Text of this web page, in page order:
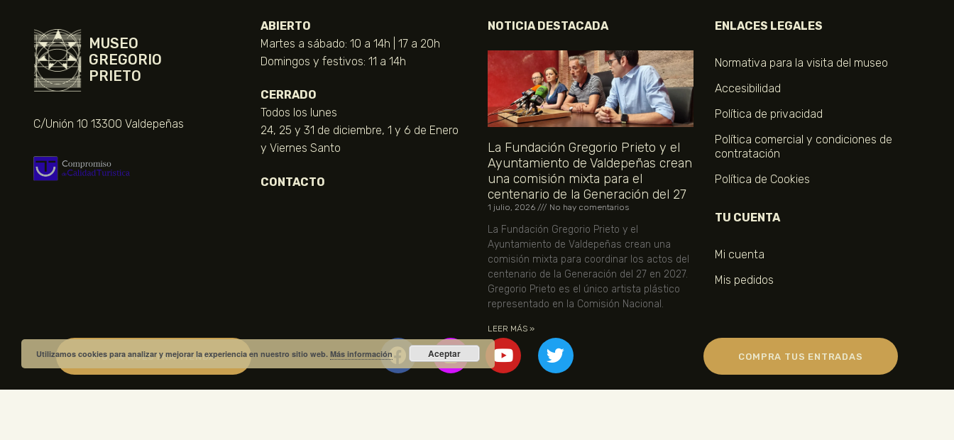
MUSEO
GREGORIO
PRIETO
C/Unión 10 13300 Valdepeñas
ABIERTO
Martes a sábado: 10 a 14h | 17 a 20h
Domingos y festivos: 11 a 14h
CERRADO
Todos los lunes
24, 25 y 31 de diciembre, 1 y 6 de Enero
y Viernes Santo
CONTACTO
NOTICIA DESTACADA
La Fundación Gregorio Prieto y el
Ayuntamiento de Valdepeñas crean
una comisión mixta para el
centenario de la Generación del 27
1 julio, 2026 No hay comentarios
La Fundación Gregorio Prieto y el
Ayuntamiento de Valdepeñas crean una
comisión mixta para coordinar los actos del
centenario de la Generación del 27 en 2027.
Gregorio Prieto es el único artista plástico
representado en la Comisión Nacional.
LEER MÁS »
ENLACES LEGALES
Normativa para la visita del museo
Accesibilidad
Política de privacidad
Política comercial y condiciones de
contratación
Política de Cookies
TU CUENTA
Mi cuenta
Mis pedidos
VISITA NUESTRA TIENDA COMPRA TUS ENTRADAS
Utilizamos cookies para analizar y mejorar la experiencia en nuestro sitio web. Más información Aceptar